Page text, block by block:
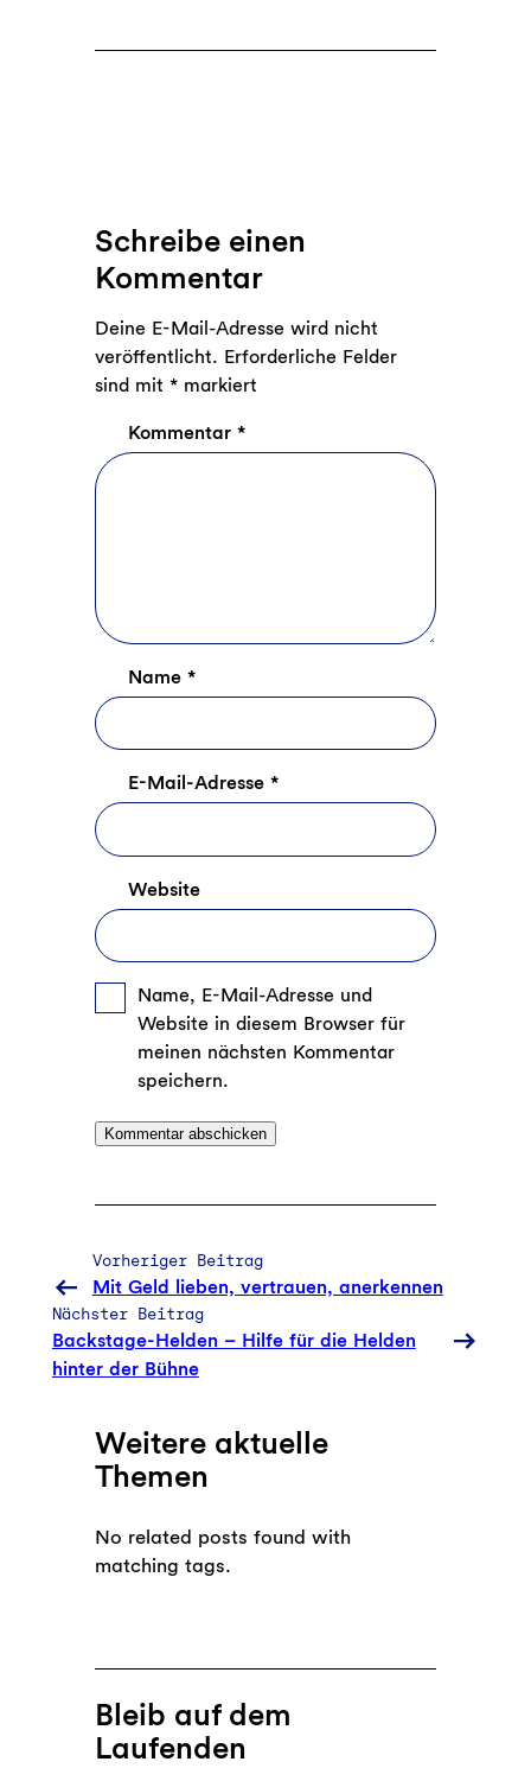
Schreibe einen
Kommentar
Deine E-Mail-Adresse wird nicht
veröffentlicht. Erforderliche Felder
sind mit *markiert
Kommentar *
Name *
E-Mail-Adresse *
Website
Name, E-Mail-Adresse und
Website in diesem Browser für
meinen nächsten Kommentar
speichern.
Vorheriger Beitrag
Mit Geld lieben, vertrauen, anerkennen
Nächster Beitrag
Backstage-Helden – Hilfe für die Helden
hinter der Bühne
Weitere aktuelle
Themen
No related posts found with
matching tags.
Bleib auf dem
Laufenden